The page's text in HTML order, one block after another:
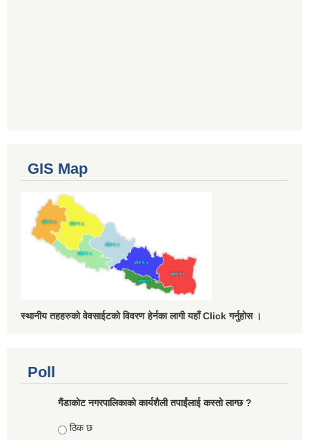
GIS Map
स्थानीय तहहरुको वेवसाईटको विवरण हेर्नका लागी यहाँ Click गर्नुहोस ।
Poll
गैंडाकोट नगरपालिकाको कार्यशैली तपाईंलाई कस्तो लाग्छ ?
Choices
ठिक छ